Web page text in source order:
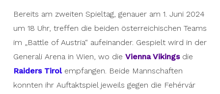
Bereits am zweiten Spieltag, genauer am 1. Juni 2024
um 18 Uhr, treffen die beiden österreichischen Teams
im „Battle of Austria“ aufeinander. Gespielt wird in der
Generali Arena in Wien, wo die Vienna Vikingsdie
Raiders Tirolempfangen. Beide Mannschaften
konnten ihr Auftaktspiel jeweils gegen die Fehérvár